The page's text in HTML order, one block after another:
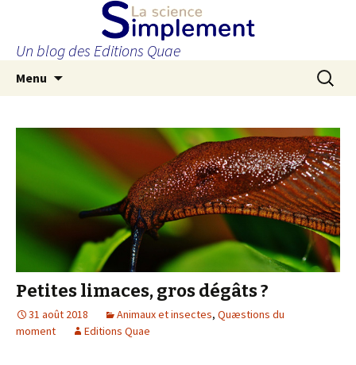
Un blog des Editions Quae
Menu
principal
Petites limaces, gros dégâts ?
31 août 2018 Animaux et insectes, Quæstions du
moment
Editions Quae